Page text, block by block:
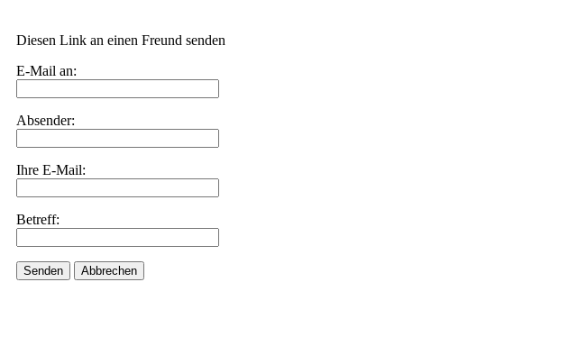
Diesen Link an einen Freund senden
E-Mail an:
Absender:
Ihre E-Mail:
Betreff:
Senden Abbrechen